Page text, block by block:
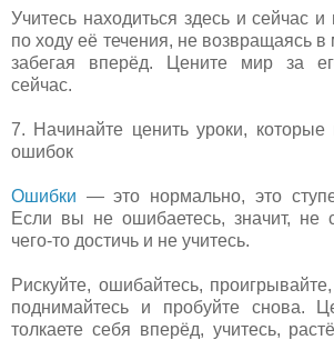
Учитесь находиться здесь и сейчас
по ходу её течения, не возвращаясь
забегая вперёд. Цените мир за
сейчас.
7. Начинайте ценить уроки,
ошибок
Ошибки — это нормально, это
Если вы не ошибаетесь, значит, не
чего-то достичь и не учитесь.
Рискуйте, ошибайтесь,
поднимайтесь и пробуйте снова.
толкаете себя вперёд, учитесь,